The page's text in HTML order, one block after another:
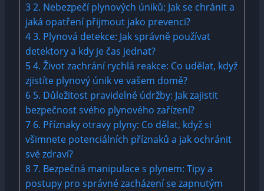
32. Nebezpečí plynových úniků: Jak se chránit a
jaká opatření přijmout jako prevenci?
43. Plynová detekce: Jak správně používat
detektory a kdy je čas jednat?
54. Život zachrání rychlá reakce: Co udělat, když
zjistíte plynový únik ve vašem domě?
6 5. Důležitost pravidelné údržby: Jak zajistit
bezpečnost svého plynového zařízení?
7 6. Příznaky otravy plyny: Co dělat, když si
všimnete potenciálních příznaků a jak ochránit
své zdraví?
87. Bezpečná manipulace s plynem: Tipy a
postupy pro správné zacházení se zapnutým